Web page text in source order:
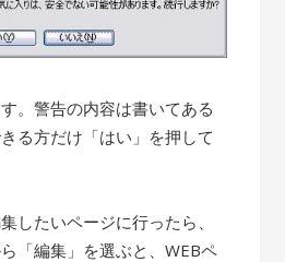
。警告の内容は書いてある
る方だけ「はい」を押して
したいページに行ったら、
「編集」を選ぶと、WEBペ